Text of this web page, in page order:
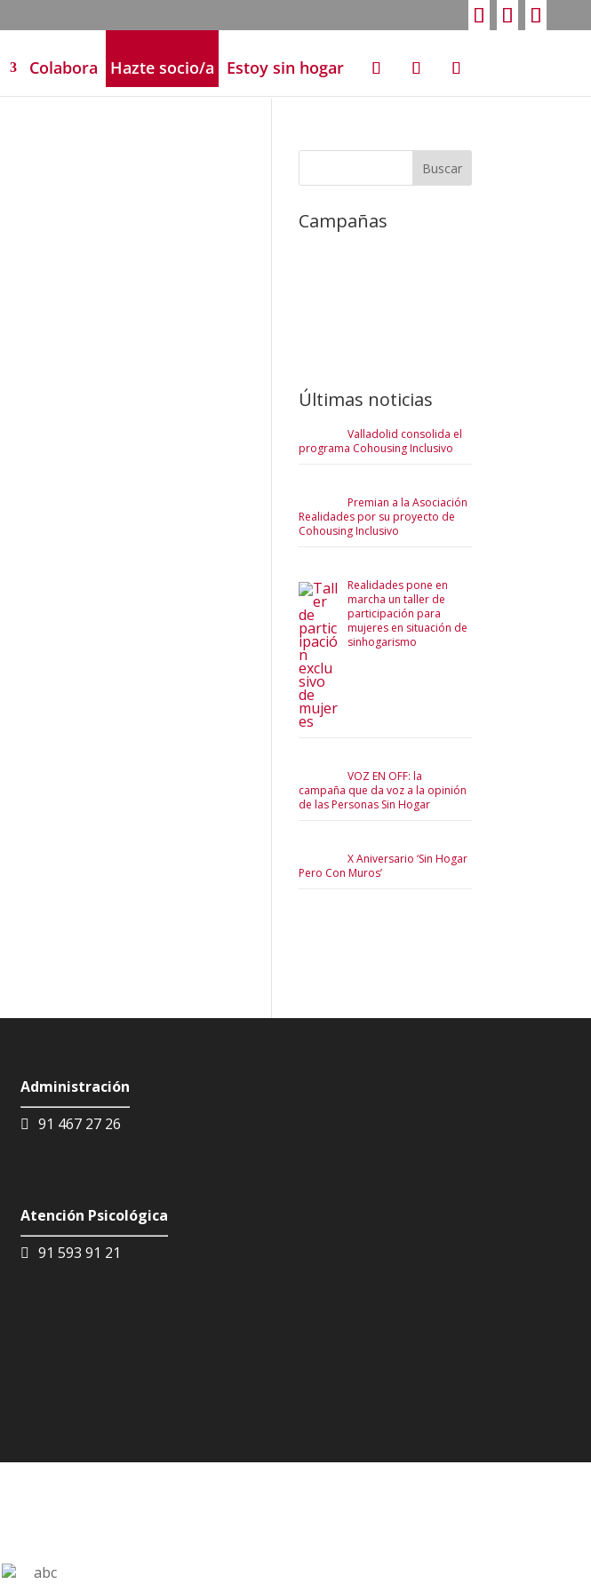
Colabora Hazte socio/a Estoy sin hogar
Campañas
Últimas noticias
Valladolid consolida el
programa Cohousing Inclusivo
Premian a la Asociación
Realidades por su proyecto de
Cohousing Inclusivo
Realidades pone en
marcha un taller de
participación para
mujeres en situación de
sinhogarismo
VOZ EN OFF: la
campaña que da voz a la opinión
de las Personas Sin Hogar
X Aniversario ‘Sin Hogar
Pero Con Muros’
Administración
91 467 27 26
Atención Psicológica
91 593 91 21
abc